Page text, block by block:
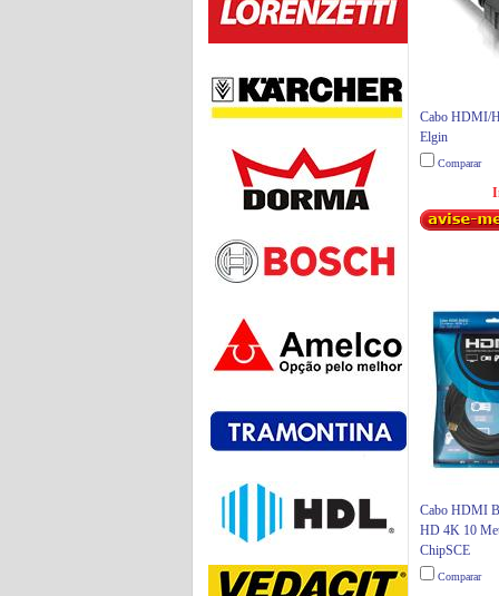
Cabo HDMI/
Elgin
Comparar
Cabo HDMI
HD 4K 10
ChipSCE
Comparar